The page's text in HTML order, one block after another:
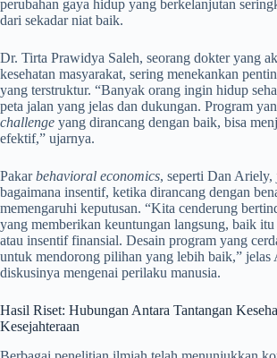
perubahan gaya hidup yang berkelanjutan
dari sekadar niat baik.
Dr. Tirta Prawidya Saleh, seorang dokter yang
kesehatan masyarakat, sering menekankan
yang terstruktur. “Banyak orang ingin hidup
peta jalan yang jelas dan dukungan. Program
challenge yang dirancang dengan baik, bisa
efektif,” ujarnya.
Pakarbehavioral economics, seperti Dan Ariely,
bagaimana insentif, ketika dirancang dengan
memengaruhi keputusan. “Kita cenderung
yang memberikan keuntungan langsung, baik
atau insentif finansial. Desain program yang
untuk mendorong pilihan yang lebih baik,” jelas
diskusinya mengenai perilaku manusia.
Hasil Riset: Hubungan Antara Tantangan
Kesejahteraan